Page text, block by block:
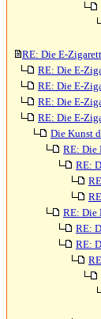
RE: Die E-
RE: Die E-
RE: Die E-
RE: Die E-
RE: Die E-
Die Kunst
RE: Die
RE:
RE: Die
RE:
RE: